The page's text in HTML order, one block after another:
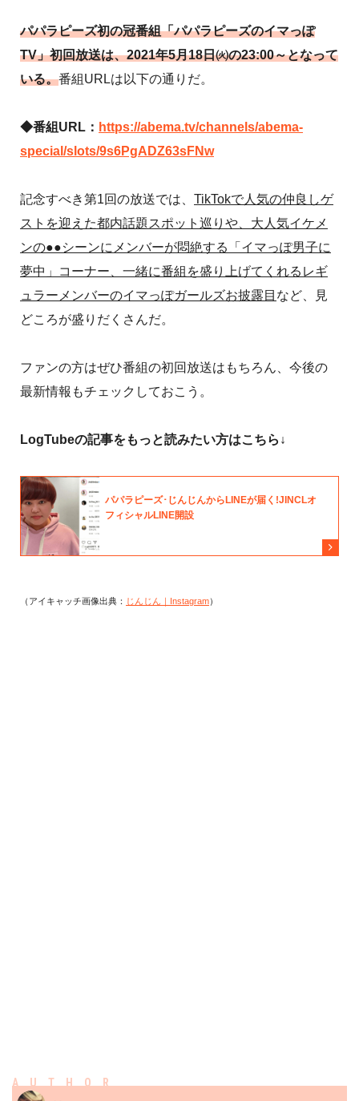
パパラピーズ初の冠番組「パパラピーズのイマっぽ
TV」初回放送は、2021年5月18日㈫の23:00～となって
いる。番組URLは以下の通りだ。
◆番組URL： https://abema.tv/channels/abema-
special/slots/9s6PgADZ63sFNw
記念すべき第1回の放送では、 TikTokで人気の仲良しゲ
ストを迎えた都内話題スポット巡りや、大人気イケメ
ンの●●シーンにメンバーが悶絶する「イマっぽ男子に
夢中」コーナー、一緒に番組を盛り上げてくれるレギ
ュラーメンバーのイマっぽガールズお披露目 など、見
どころが盛りだくさんだ。
ファンの方はぜひ番組の初回放送はもちろん、今後の
最新情報もチェックしておこう。
LogTubeの記事をもっと読みたい方はこちら↓
（アイキャッチ画像出典： じんじん｜Instagram）
AUTHOR